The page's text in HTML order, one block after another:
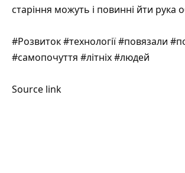
старіння можуть і повинні йти рука
#Розвиток #технології #повязали
#самопочуття #літніх #людей
Source link